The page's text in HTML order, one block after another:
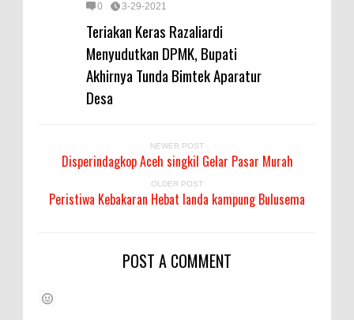
0 3-29-2021
Teriakan Keras Razaliardi
Menyudutkan DPMK, Bupati
Akhirnya Tunda Bimtek Aparatur
Desa
NEWER POST
Disperindagkop Aceh singkil Gelar Pasar Murah
OLDER POST
Peristiwa Kebakaran Hebat landa kampung Bulusema
POST A COMMENT